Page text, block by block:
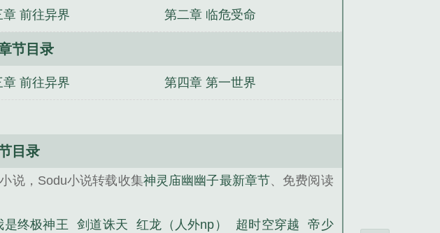
章 前往异界 第二章 临危受命
节目录
章 前往异界 第四章 第一世界
目录
说，Sodu小说转载收集神灵庙幽幽子最新章节、免费阅读
是终极神王 剑道诛天 红龙（人外np） 超时空穿越 帝少